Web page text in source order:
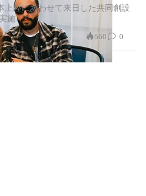
陸にあわせて来日した共同創設
施
560 0